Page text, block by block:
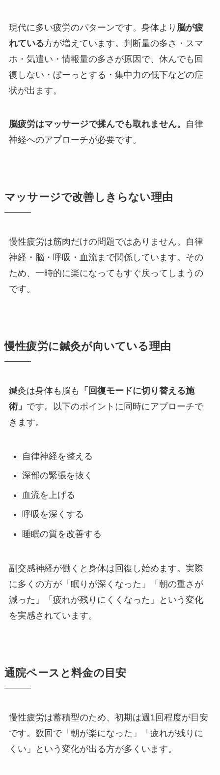
現代に多い疲労のパターンです。身体より 脳が疲
れている方が増えています。判断量の多さ・スマ
ホ・気遣い・情報量の多さが原因で、休んでも回
復しない・ぼーっとする・集中力の低下などの症
状が出ます。
脳疲労はマッサージで揉んでも取れません。
自律
神経へのアプローチが必要です。
マッサージで改善しきらない理由
慢性疲労は筋肉だけの問題ではありません。自律
神経・脳・呼吸・血流まで関係しています。その
ため、一時的に楽になってもすぐ戻ってしまうの
です。
慢性疲労に鍼灸が向いている理由
鍼灸は身体も脳も
「回復モードに切り替える施
術」 です。以下のポイントに同時にアプローチで
きます。
自律神経を整える
深部の緊張を抜く
血流を上げる
呼吸を深くする
睡眠の質を改善する
副交感神経が働くと身体は回復し始めます。実際
に多くの方が「眠りが深くなった」「朝の重さが
減った」「疲れが残りにくくなった」という変化
を実感されています。
通院ペースと料金の目安
慢性疲労は蓄積型のため、初期は週1回程度が目安
です。数回で「朝が楽になった」「疲れが残りに
くい」という変化が出る方が多くいます。